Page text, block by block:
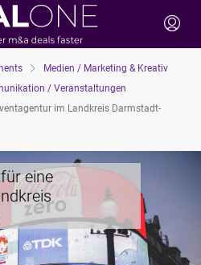
Medien / Marketing & Kreativ
/ Veranstaltungen
im Landkreis Darmstadt-
eine